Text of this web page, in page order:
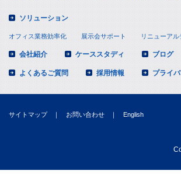
ソリューション
オフィス業務効率化 展示会サポート リニューアル
会社紹介 ケーススタディ ブログ
よくあるご質問 採用情報 プライ
サイトマップ ｜ お問い合わせ ｜ English